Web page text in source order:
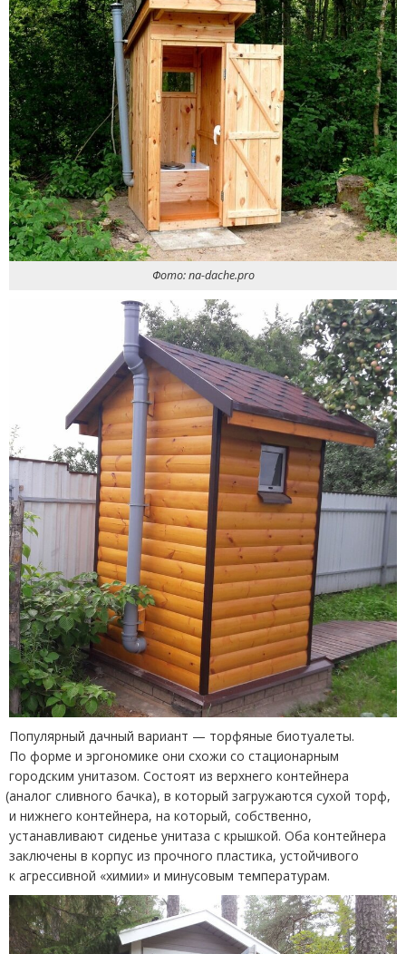
Фото: na-dache.pro
Популярный дачный вариант — торфяные биотуалеты.
По форме и эргономике они схожи со стационарным
городским унитазом. Состоят из верхнего контейнера
(аналог сливного бачка), в который загружаются сухой торф,
и нижнего контейнера, на который, собственно,
устанавливают сиденье унитаза с крышкой. Оба контейнера
заключены в корпус из прочного пластика, устойчивого
к агрессивной «химии» и минусовым температурам.